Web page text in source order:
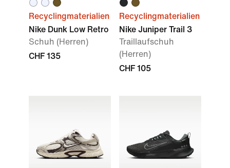
Recyclingmaterialien
Nike Dunk Low Retro
Schuh (Herren)
CHF 135
Recyclingmaterialien
Nike Juniper Trail 3
Traillaufschuh
(Herren)
CHF 105